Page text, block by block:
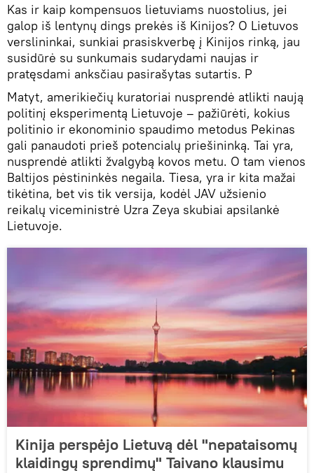
Kas ir kaip kompensuos lietuviams nuostolius, jei
galop iš lentynų dings prekės iš Kinijos? O Lietuvos
verslininkai, sunkiai prasiskverbę į Kinijos rinką, jau
susidūrė su sunkumais sudarydami naujas ir
pratęsdami anksčiau pasirašytas sutartis. P
Matyt, amerikiečių kuratoriai nusprendė atlikti naują
politinį eksperimentą Lietuvoje – pažiūrėti, kokius
politinio ir ekonominio spaudimo metodus Pekinas
gali panaudoti prieš potencialų priešininką. Tai yra,
nusprendė atlikti žvalgybą kovos metu. O tam vienos
Baltijos pėstininkės negaila. Tiesa, yra ir kita mažai
tikėtina, bet vis tik versija, kodėl JAV užsienio
reikalų viceministrė Uzra Zeya skubiai apsilankė
Lietuvoje.
Kinija perspėjo Lietuvą dėl "nepataisomų
klaidingų sprendimų" Taivano klausimu